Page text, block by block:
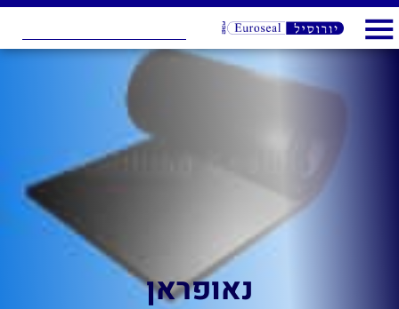
נאופראן